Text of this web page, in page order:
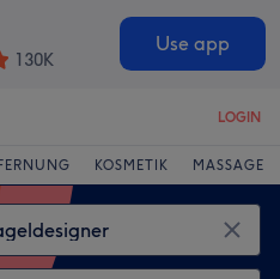
130K
Use app
LOGIN
KOSMETIK MASSAGE